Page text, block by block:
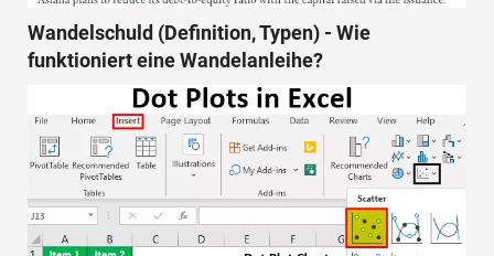
Wandelschuld (Definition, Typen) - Wie
funktioniert eine Wandelanleihe?